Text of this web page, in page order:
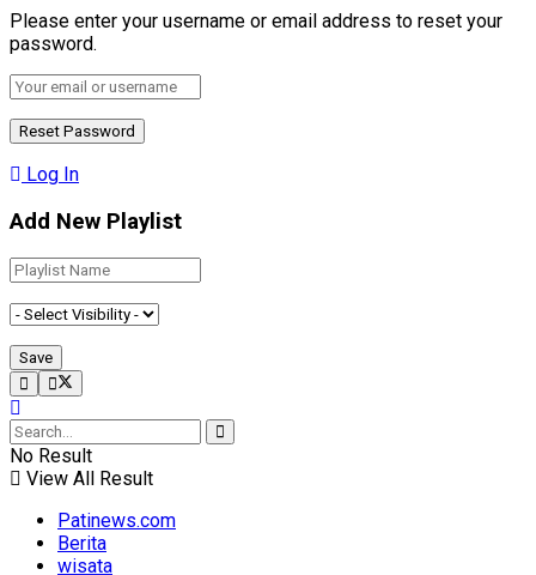
Please enter your username or email address to reset your
password.
Log In
Add New Playlist
No Result
View All Result
Patinews.com
Berita
wisata